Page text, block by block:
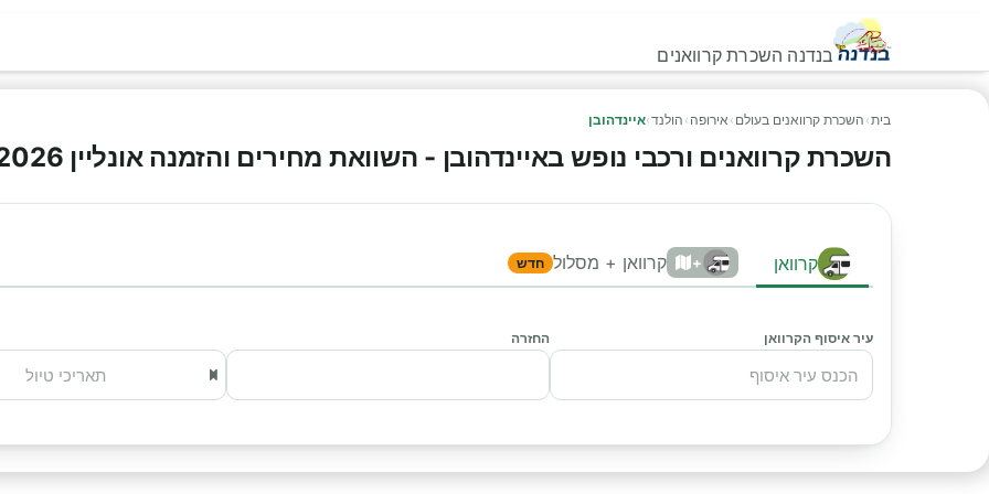
בנדנה השכרת קרוואנים
בית› השכרת קרוואנים בעולם › אירופה › הולנד›איינדהובן
השכרת קרוואנים ורכבי נופש באיינדהובן - השוואת מחירים והזמנה אונליין 2026
קרוואן + קרוואן + מסלול חדש
עיר איסוף הקרוואן החזרה